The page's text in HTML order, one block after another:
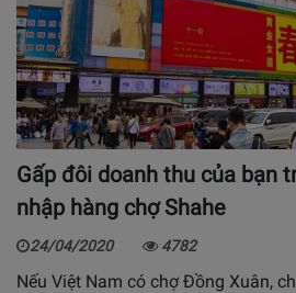
Gấp đôi doanh thu của bạn
nhập hàng chợ Shahe
24/04/2020 4782
Nếu Việt Nam có chợ Đồng Xuân,